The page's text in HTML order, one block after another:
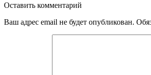
Оставить комментарий
Ваш адрес email не будет опубликован.